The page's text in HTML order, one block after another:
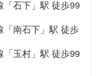
「石下」駅 徒歩99
「南石下」駅 徒歩
「玉村」駅 徒歩99